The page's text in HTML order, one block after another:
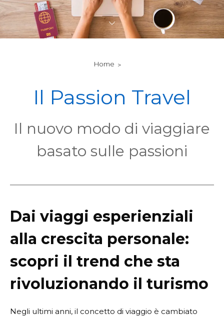
POR
ARA
DUT
KOR
Home
Il Passion Travel
Il nuovo modo di viaggiare
basato sulle passioni
Dai viaggi esperienziali
alla crescita personale:
scopri il trend che sta
rivoluzionando il turismo
Negli ultimi anni, il concetto di viaggio è cambiato